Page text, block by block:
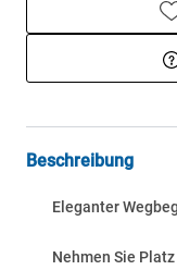
Beschreibung
Eleganter
Nehmen Sie